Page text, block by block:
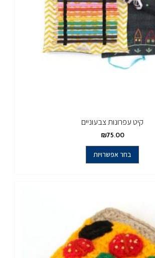
קיט עפרונות צבעוניים
₪75.00
בחר אפשרויות